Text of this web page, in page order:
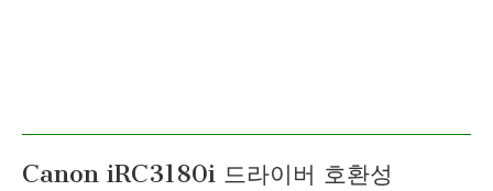
Canon iRC3180i 드라이버 호환성